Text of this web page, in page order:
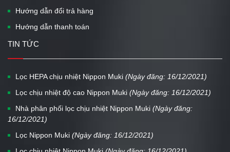
Hướng dẫn đổi trả hàng
Hướng dẫn thanh toán
TIN TỨC
Lọc HEPA chịu nhiệt Nippon Muki (Ngày đăng: 16/12/2021)
Lọc chịu nhiệt độ cao Nippon Muki (Ngày đăng: 16/12/2021)
Nhà phân phối lọc chịu nhiệt Nippon Muki (Ngày đăng:
16/12/2021)
Lọc Nippon Muki (Ngày đăng: 16/12/2021)